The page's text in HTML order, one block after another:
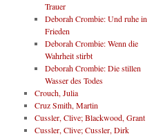
Trauer
Deborah Crombie: Und ruhe in
Frieden
Deborah Crombie: Wenn die
Wahrheit stirbt
Deborah Crombie: Die stillen
Wasser des Todes
Crouch, Julia
Cruz Smith, Martin
Cussler, Clive; Blackwood, Grant
Cussler, Clive; Cussler, Dirk